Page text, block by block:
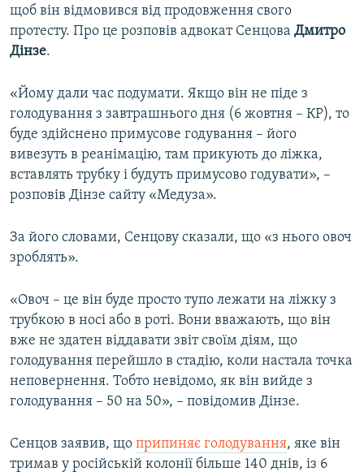
щоб він відмовився від продовження свого
протесту. Про це розповів адвокат Сенцова Дмитро
Дінзе.
«Йому дали час подумати. Якщо він не піде з
голодування з завтрашнього дня (6 жовтня – КР), то
буде здійснено примусове годування – його
вивезуть в реанімацію, там прикують до ліжка,
вставлять трубку і будуть примусово годувати», –
розповів Дінзе сайту «Медуза».
За його словами, Сенцову сказали, що «з нього овоч
зроблять».
«Овоч – це він буде просто тупо лежати на ліжку з
трубкою в носі або в роті. Вони вважають, що він
вже не здатен віддавати звіт своїм діям, що
голодування перейшло в стадію, коли настала точка
неповернення. Тобто невідомо, як він вийде з
голодування – 50 на 50», – повідомив Дінзе.
Сенцов заявив, що припиняє голодування, яке він
тримав у російській колонії більше 140 днів, із 6